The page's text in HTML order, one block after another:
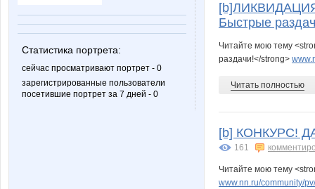
Статистика портрета:
сейчас просматривают портрет - 0
зарегистрированные пользователи
посетившие портрет за 7 дней - 0
Быстрые
Читайте мою тему
раздачи!</strong>
Читать полностью
[b] КОНКУРС!
161
Читайте мою тему
www.nn.ru/community/